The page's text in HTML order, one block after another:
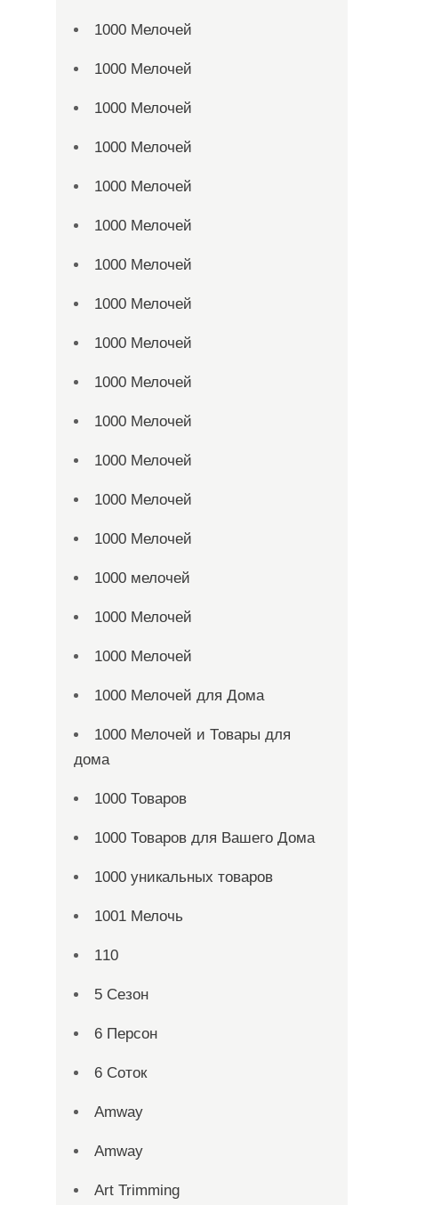
1000 Мелочей
1000 Мелочей
1000 Мелочей
1000 Мелочей
1000 Мелочей
1000 Мелочей
1000 Мелочей
1000 Мелочей
1000 Мелочей
1000 Мелочей
1000 Мелочей
1000 Мелочей
1000 Мелочей
1000 Мелочей
1000 мелочей
1000 Мелочей
1000 Мелочей
1000 Мелочей для Дома
1000 Мелочей и Товары для
дома
1000 Товаров
1000 Товаров для Вашего Дома
1000 уникальных товаров
1001 Мелочь
110
5 Сезон
6 Персон
6 Соток
Amway
Amway
Art Trimming